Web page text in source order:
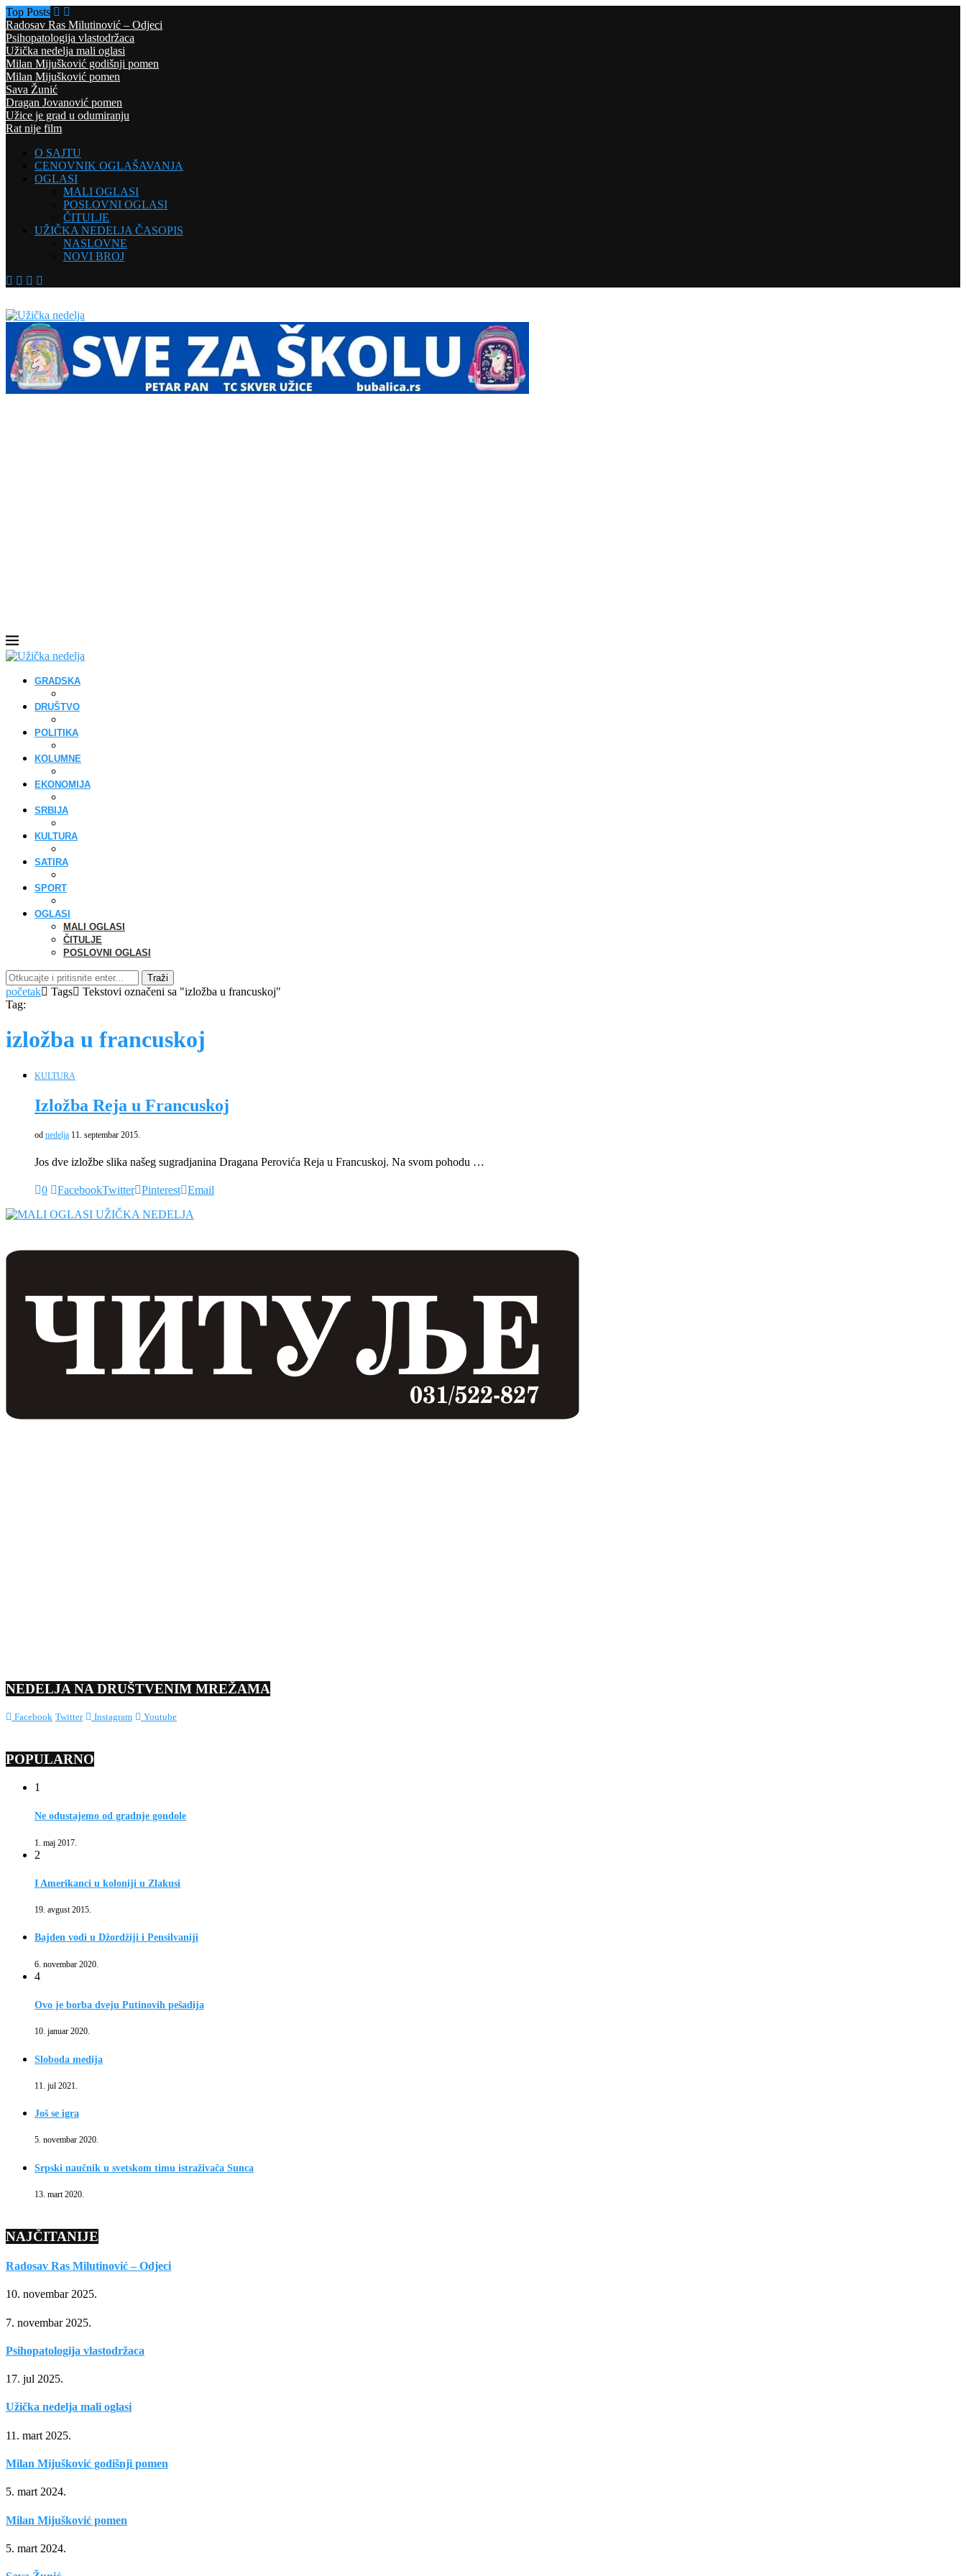
Top Posts
Radosav Ras Milutinović – Odjeci
Psihopatologija vlastodržaca
Užička nedelja mali oglasi
Milan Mijušković godišnji pomen
Milan Mijušković pomen
Sava Žunić
Dragan Jovanović pomen
Užice je grad u odumiranju
Rat nije film
O SAJTU
CENOVNIK OGLAŠAVANJA
OGLASI
MALI OGLASI
POSLOVNI OGLASI
ČITULJE
UŽIČKA NEDELJA ČASOPIS
NASLOVNE
NOVI BROJ
GRADSKA
DRUŠTVO
POLITIKA
KOLUMNE
EKONOMIJA
SRBIJA
KULTURA
SATIRA
SPORT
OGLASI
MALI OGLASI
ČITULJE
POSLOVNI OGLASI
Traži
početak Tags
Tekstovi označeni sa "izložba u francuskoj"
Tag:
izložba u francuskoj
KULTURA
Izložba Reja u Francuskoj
od nedelja 11. septembar 2015.
Jos dve izložbe slika našeg sugradjanina Dragana Perovića Reja u Francuskoj. Na svom pohodu …
0 FacebookTwitter Pinterest Email
NEDELJA NA DRUŠTVENIM MREŽAMA
Facebook Twitter Instagram Youtube
POPULARNO
1
Ne odustajemo od gradnje gondole
1. maj 2017.
2
I Amerikanci u koloniji u Zlakusi
19. avgust 2015.
Bajden vodi u Džordžiji i Pensilvaniji
6. novembar 2020.
4
Ovo je borba dveju Putinovih pešadija
10. januar 2020.
Sloboda medija
11. jul 2021.
Još se igra
5. novembar 2020.
Srpski naučnik u svetskom timu istraživača Sunca
13. mart 2020.
NAJČITANIJE
Radosav Ras Milutinović – Odjeci
10. novembar 2025.
7. novembar 2025.
Psihopatologija vlastodržaca
17. jul 2025.
Užička nedelja mali oglasi
11. mart 2025.
Milan Mijušković godišnji pomen
5. mart 2024.
Milan Mijušković pomen
5. mart 2024.